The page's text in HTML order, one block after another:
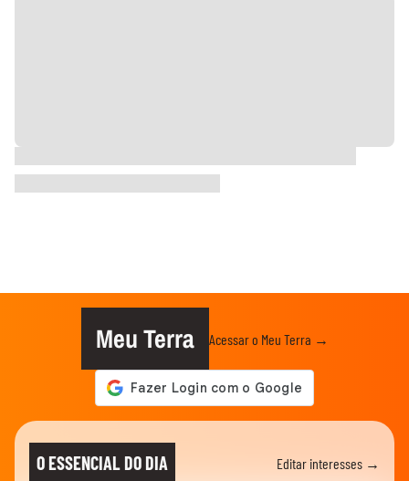
Meu Terra Acessar o Meu Terra →
O ESSENCIAL DO DIA Editar interesses →